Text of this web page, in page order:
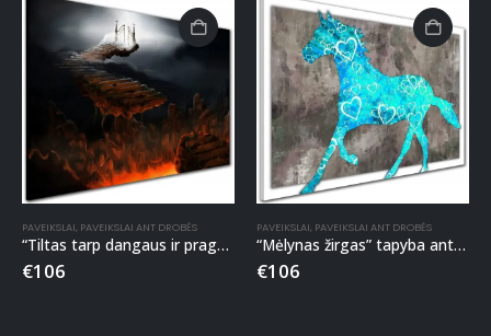
PAVEIKSLAI, PAVEIKSLAI ANT DROBĖS
“Tiltas tarp dangaus ir pragaro” tapyba ant drobės
€106
PAVEIKSLAI, PAVEIKSLAI ANT DROBĖS
“Mėlynas žirgas” tapyba ant drobės
€106